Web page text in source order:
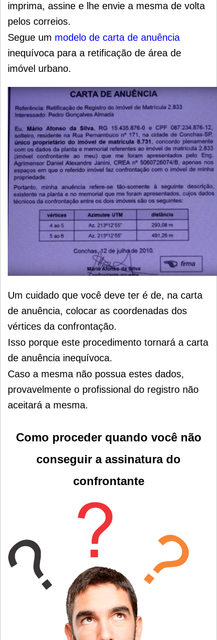
imprima, assine e lhe envie a mesma de volta
pelos correios.
Segue um modelo de carta de anuência
inequívoca para a retificação de área de
imóvel urbano.
Um cuidado que você deve ter é de, na carta
de anuência, colocar as coordenadas dos
vértices da confrontação.
Isso porque este procedimento tornará a carta
de anuência inequívoca.
Caso a mesma não possua estes dados,
provavelmente o profissional do registro não
aceitará a mesma.
Como proceder quando você não
conseguir a assinatura do
confrontante